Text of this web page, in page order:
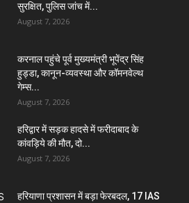
सुरक्षित, पुलिस जांच में...
August 7, 2026
करनाल पहुंचे पूर्व मुख्यमंत्री भूपेंद्र सिंह
हुड्डा, कानून-व्यवस्था और कॉमनवेल्थ
गेम्स...
August 7, 2026
हरिद्वार में सड़क हादसे में फरीदाबाद के
कांवड़िये की मौत, दो...
August 7, 2026
हरियाणा प्रशासन में बड़ा फेरबदल, 17 IAS